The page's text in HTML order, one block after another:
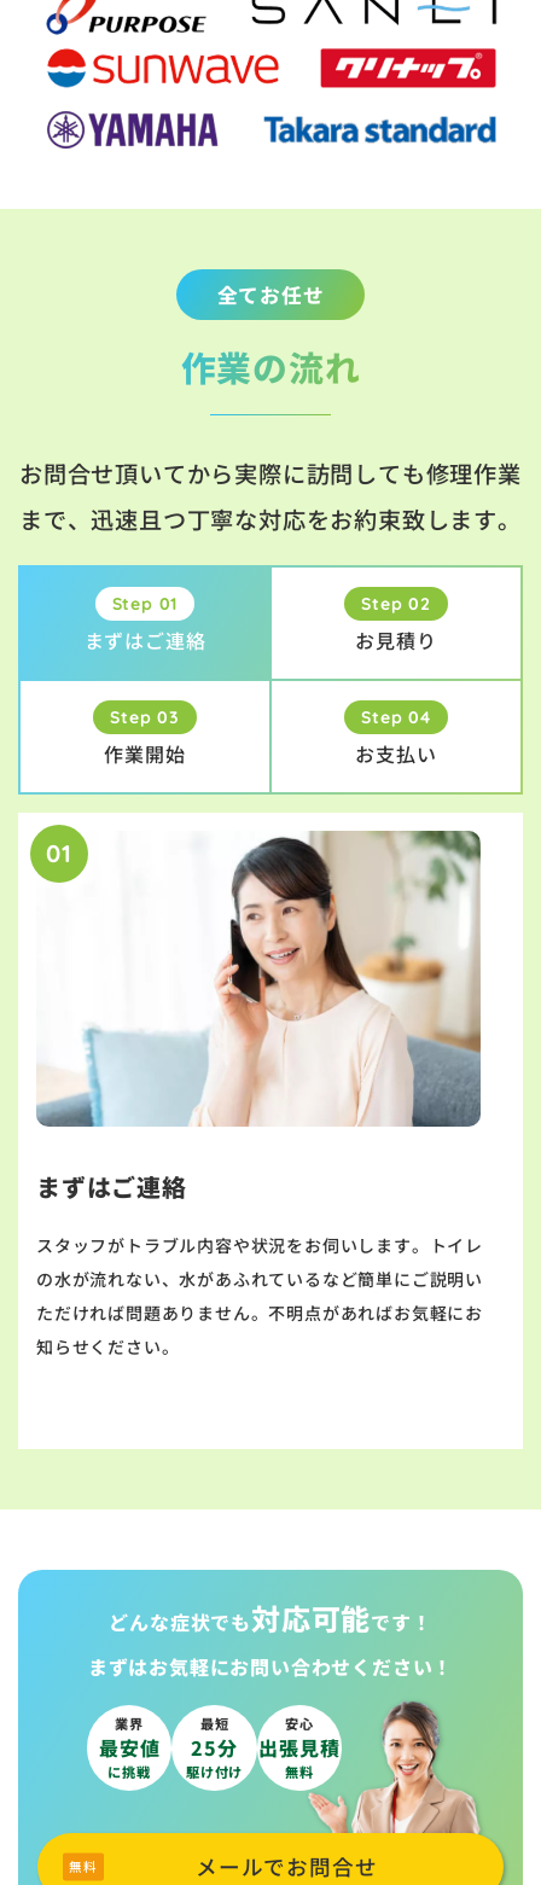
全てお任せ
作業の流れ
お問合せ頂いてから実際に訪問しても修理作業
まで、迅速且つ丁寧な対応をお約束致します。
Step 01
まずはご連絡
Step 02
お見積り
Step 03
作業開始
Step 04
お支払い
01
まずはご連絡
スタッフがトラブル内容や状況をお伺いします。トイレ
の水が流れない、水があふれているなど簡単にご説明い
ただければ問題ありません。不明点があればお気軽にお
知らせください。
どんな症状でも対応可能です！
まずはお気軽にお問い合わせください！
業界
最安値
に挑戦
最短
25分
駆け付け
安心
出張見積
無料
メールでお問合せ